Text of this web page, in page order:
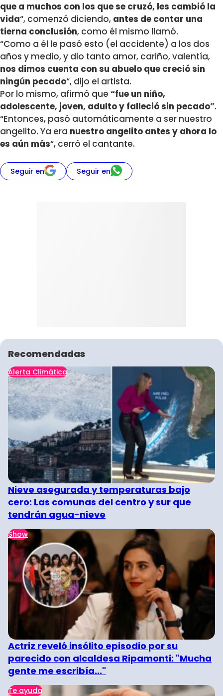
que a muchos con los que se cruzó, les cambió la
vida“, comenzó diciendo, antes de contar una
tierna conclusión, como él mismo llamó.
“Como a él le pasó esto (el accidente) a los dos
años y medio, y dio tanto amor, cariño, valentía,
nos dimos cuenta con su abuelo que creció sin
ningún pecado“, dijo el artista.
Por lo mismo, afirmó que “fue un niño,
adolescente, joven, adulto y falleció sin pecado”.
“Entonces, pasó automáticamente a ser nuestro
angelito. Ya era nuestro angelito antes y ahora lo
es aún más“, cerró el cantante.
Seguir en Seguir en
Recomendadas
Alerta Climática
Nieve asegurada y temperaturas bajo
cero: Las comunas del centro y sur que
tendrán agua-nieve
Show
Actriz reveló insólito episodio por su
parecido con alcaldesa Ripamonti: "Mucha
gente me escribía..."
Te ayuda